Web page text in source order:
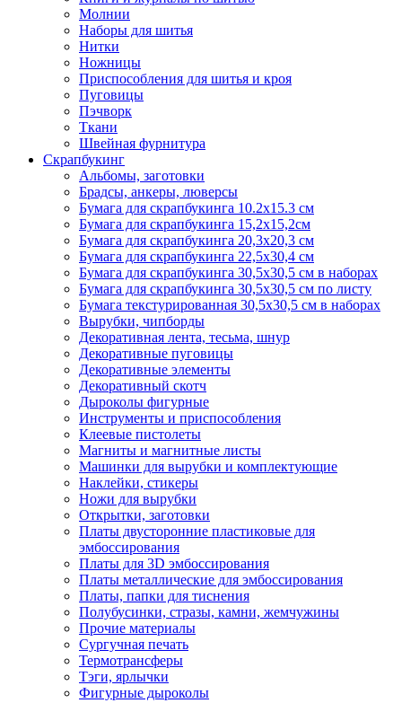
Молнии
Наборы для шитья
Нитки
Ножницы
Приспособления для шитья и кроя
Пуговицы
Пэчворк
Ткани
Швейная фурнитура
Скрапбукинг
Альбомы, заготовки
Брадсы, анкеры, люверсы
Бумага для скрапбукинга 10.2х15.3 см
Бумага для скрапбукинга 15,2х15,2см
Бумага для скрапбукинга 20,3х20,3 см
Бумага для скрапбукинга 22,5х30,4 см
Бумага для скрапбукинга 30,5х30,5 см в наборах
Бумага для скрапбукинга 30,5х30,5 см по листу
Бумага текстурированная 30,5х30,5 см в наборах
Вырубки, чипборды
Декоративная лента, тесьма, шнур
Декоративные пуговицы
Декоративные элементы
Декоративный скотч
Дыроколы фигурные
Инструменты и приспособления
Клеевые пистолеты
Магниты и магнитные листы
Машинки для вырубки и комплектующие
Наклейки, стикеры
Ножи для вырубки
Открытки, заготовки
Платы двусторонние пластиковые для
эмбоссирования
Платы для 3D эмбоссирования
Платы металлические для эмбоссирования
Платы, папки для тиснения
Полубусинки, стразы, камни, жемчужины
Прочие материалы
Сургучная печать
Термотрансферы
Тэги, ярлычки
Фигурные дыроколы